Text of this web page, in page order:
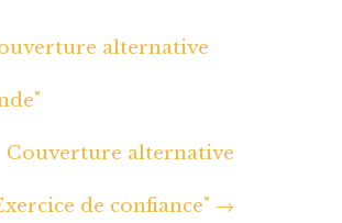
alternative
Couverture alternative
de confiance" →